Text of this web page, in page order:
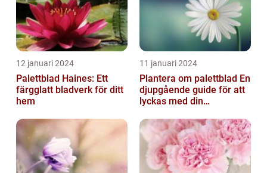
12 januari 2024
Palettblad Haines: Ett
färgglatt bladverk för ditt
hem
11 januari 2024
Plantera om palettblad En
djupgående guide för att
lyckas med din